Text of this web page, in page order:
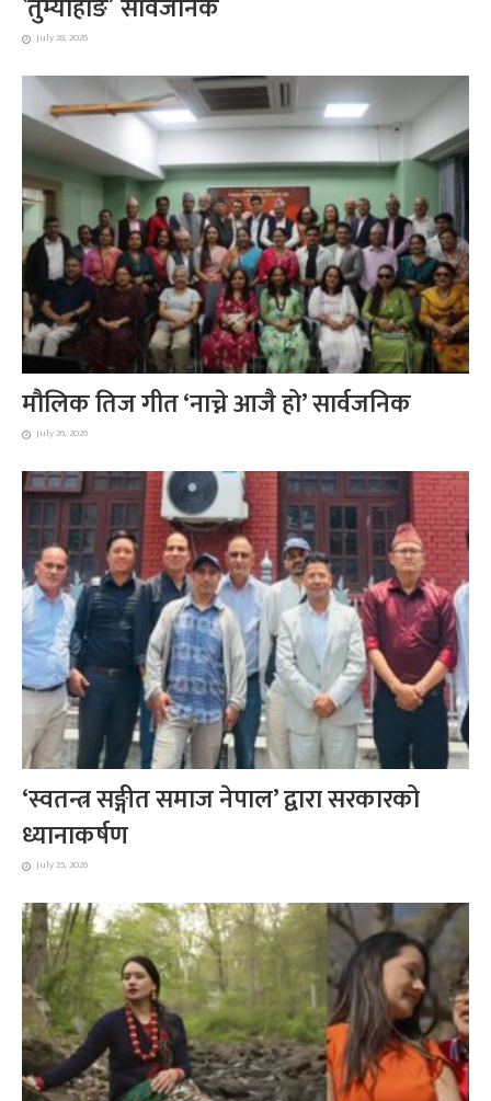
`तुम्याहाङ´ सार्वजनिक
July 28, 2026
मौलिक तिज गीत ‘नाच्ने आजै हो’ सार्वजनिक
July 26, 2026
‘स्वतन्त्र सङ्गीत समाज नेपाल’ द्वारा सरकारको
ध्यानाकर्षण
July 25, 2026